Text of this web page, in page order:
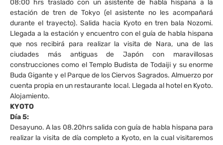
08:00 hrs traslado con un asistente de habla hispana a la
estación de tren de Tokyo (el asistente no les acompañará
durante el trayecto). Salida hacia Kyoto en tren bala Nozomi.
Llegada a la estación y encuentro con el guía de habla hispana
que nos recibirá para realizar la visita de Nara, una de las
ciudades más antiguas de Japón con maravillosas
construcciones como el Templo Budista de Todaiji y su enorme
Buda Gigante y el Parque de los Ciervos Sagrados. Almuerzo por
cuenta propia en un restaurante local. Llegada al hotel en Kyoto.
Alojamiento.
KYOTO
Día 5:
Desayuno. A las 08.20hrs salida con guía de habla hispana para
realizar la visita de día completo a Kyoto, en la cual visitaremos